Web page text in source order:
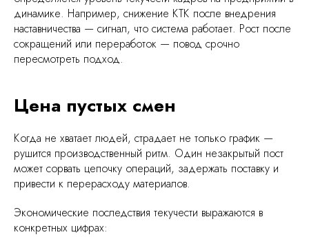
динамике. Например, снижение КТК после внедрения
наставничества — сигнал, что система работает. Рост после
сокращений или переработок — повод срочно
пересмотреть подход.
Цена пустых смен
Когда не хватает людей, страдает не только график —
рушится производственный ритм. Один незакрытый пост
может сорвать цепочку операций, задержать поставку и
привести к перерасходу материалов.
Экономические последствия текучести выражаются в
конкретных цифрах: